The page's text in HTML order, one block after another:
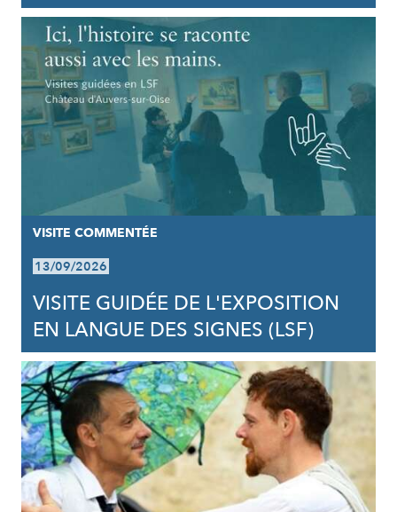
VISITE COMMENTÉE
13/09/2026
VISITE GUIDÉE DE L'EXPOSITION
EN LANGUE DES SIGNES (LSF)